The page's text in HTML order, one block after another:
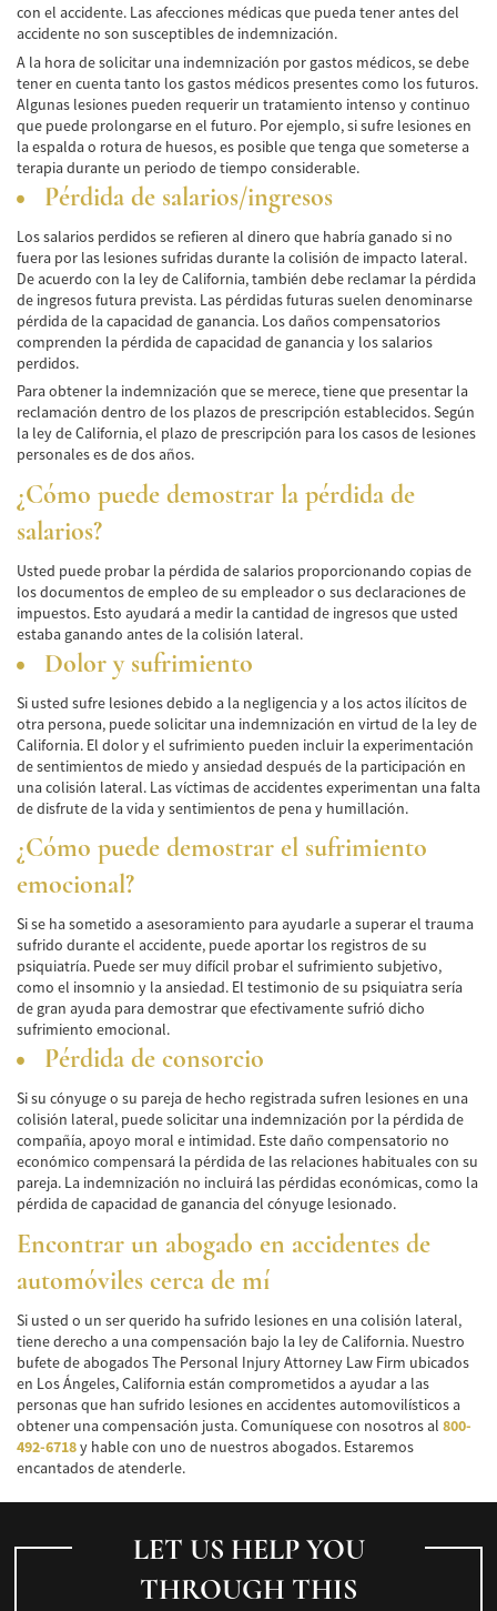
Pedestrian Accidents Causes
Pedestrian Accident Injuries
Pedestrian Accident Statistics
Recovering Compensation
Liable Parties in a Truck Accident
Type of Compensation Available
Truck Accident Causes
Truck Accident Case Elements
Winning Your Truck Accident Case
Building Your Case
How to File a Wrongful Death Claim
Which Damages Can I Recover in a Wrongful
Death Claim?
TESTIMONIALS
FAQS
NEWS
CONTACT
con el accidente. Las afecciones médicas que pueda tener antes del
accidente no son susceptibles de indemnización.
A la hora de solicitar una indemnización por gastos médicos, se debe
tener en cuenta tanto los gastos médicos presentes como los futuros.
Algunas lesiones pueden requerir un tratamiento intenso y continuo
que puede prolongarse en el futuro. Por ejemplo, si sufre lesiones en
la espalda o rotura de huesos, es posible que tenga que someterse a
terapia durante un periodo de tiempo considerable.
Pérdida de salarios/ingresos
Los salarios perdidos se refieren al dinero que habría ganado si no
fuera por las lesiones sufridas durante la colisión de impacto lateral.
De acuerdo con la ley de California, también debe reclamar la pérdida
de ingresos futura prevista. Las pérdidas futuras suelen denominarse
pérdida de la capacidad de ganancia. Los daños compensatorios
comprenden la pérdida de capacidad de ganancia y los salarios
perdidos.
Para obtener la indemnización que se merece, tiene que presentar la
reclamación dentro de los plazos de prescripción establecidos. Según
la ley de California, el plazo de prescripción para los casos de lesiones
personales es de dos años.
¿Cómo puede demostrar la pérdida de
salarios?
Usted puede probar la pérdida de salarios proporcionando copias de
los documentos de empleo de su empleador o sus declaraciones de
impuestos. Esto ayudará a medir la cantidad de ingresos que usted
estaba ganando antes de la colisión lateral.
Dolor y sufrimiento
Si usted sufre lesiones debido a la negligencia y a los actos ilícitos de
otra persona, puede solicitar una indemnización en virtud de la ley de
California. El dolor y el sufrimiento pueden incluir la experimentación
de sentimientos de miedo y ansiedad después de la participación en
una colisión lateral. Las víctimas de accidentes experimentan una falta
de disfrute de la vida y sentimientos de pena y humillación.
¿Cómo puede demostrar el sufrimiento
emocional?
Si se ha sometido a asesoramiento para ayudarle a superar el trauma
sufrido durante el accidente, puede aportar los registros de su
psiquiatría. Puede ser muy difícil probar el sufrimiento subjetivo,
como el insomnio y la ansiedad. El testimonio de su psiquiatra sería
de gran ayuda para demostrar que efectivamente sufrió dicho
sufrimiento emocional.
Pérdida de consorcio
Si su cónyuge o su pareja de hecho registrada sufren lesiones en una
colisión lateral, puede solicitar una indemnización por la pérdida de
compañía, apoyo moral e intimidad. Este daño compensatorio no
económico compensará la pérdida de las relaciones habituales con su
pareja. La indemnización no incluirá las pérdidas económicas, como la
pérdida de capacidad de ganancia del cónyuge lesionado.
Encontrar un abogado en accidentes de
automóviles cerca de mí
Si usted o un ser querido ha sufrido lesiones en una colisión lateral,
tiene derecho a una compensación bajo la ley de California. Nuestro
bufete de abogados The Personal Injury Attorney Law Firm ubicados
en Los Ángeles, California están comprometidos a ayudar a las
personas que han sufrido lesiones en accidentes automovilísticos a
obtener una compensación justa. Comuníquese con nosotros al 800-
492-6718y hable con uno de nuestros abogados. Estaremos
encantados de atenderle.
LET US HELP YOU
THROUGH THIS